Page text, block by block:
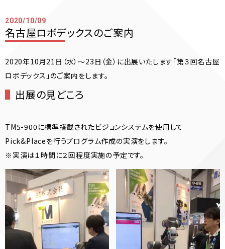
2020/10/09
名古屋ロボデックスのご案内
2020年10月21日（水）〜23日（金）に出展いたします「第３回名古屋
ロボデックス」のご案内をします。
出展の見どころ
TM5-900に標準搭載されたビジョンシステムを使用して
Pick&Placeを行うプログラム作成の実演をします。
※実演は１時間に２回程度実施の予定です。